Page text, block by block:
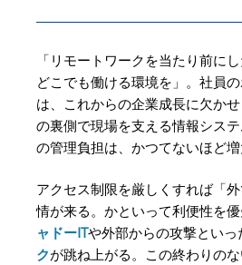
「リモートワークを当たり前に
どこでも働ける環境を」。社員
は、これからの企業成長に欠か
の裏側で現場を支える情報シス
の管理負担は、かつてないほど増
アクセス制限を厳しくすれば「
情が来る。かといって利便性を優
ャドーITや外部からの攻撃といっ
クが跳ね上がる。この終わりの